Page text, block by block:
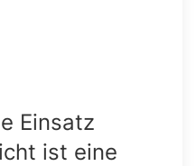
Einsatz
ist eine